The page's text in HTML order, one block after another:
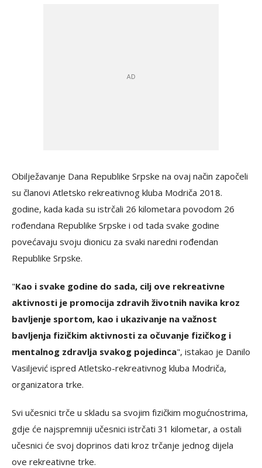
Obilježavanje Dana Republike Srpske na ovaj način započeli
su članovi Atletsko rekreativnog kluba Modriča 2018.
godine, kada kada su istrčali 26 kilometara povodom 26
rođendana Republike Srpske i od tada svake godine
povećavaju svoju dionicu za svaki naredni rođendan
Republike Srpske.
"Kao i svake godine do sada, cilj ove rekreativne
aktivnosti je promocija zdravih životnih navika kroz
bavljenje sportom, kao i ukazivanje na važnost
bavljenja fizičkim aktivnosti za očuvanje fizičkog i
mentalnog zdravlja svakog pojedinca", istakao je Danilo
Vasiljević ispred Atletsko-rekreativnog kluba Modriča,
organizatora trke.
Svi učesnici trče u skladu sa svojim fizičkim mogućnostrima,
gdje će najspremniji učesnici istrčati 31 kilometar, a ostali
učesnici će svoj doprinos dati kroz trčanje jednog dijela
ove rekreativne trke.